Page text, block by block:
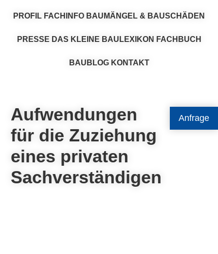
Anfrage
PROFIL FACHINFO BAUMÄNGEL & BAUSCHÄDEN
PRESSE DAS KLEINE BAULEXIKON FACHBUCH
BAUBLOG KONTAKT
Aufwendungen
für die Zuziehung
eines privaten
Sachverständigen